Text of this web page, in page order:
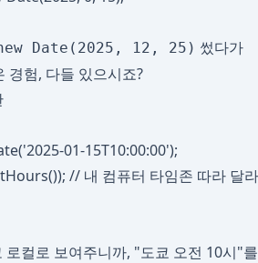
Date(2025, 12, 25) 썼다가
경험, 다들 있으시죠?
01-15T10:00:00');
// 내 컴퓨터 타임존 따라 달라
로컬로 보여주니까, "도쿄 오전 10시"를